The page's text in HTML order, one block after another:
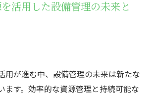
活用した設備管理の未来と
用が進む中、設備管理の未来は新たな
ます。効率的な資源管理と持続可能な